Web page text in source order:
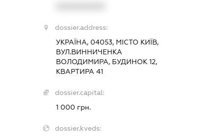
dossier.address:
УКРАЇНА, 04053, МІСТО КИЇВ,
ВУЛ.ВИННИЧЕНКА
ВОЛОДИМИРА, БУДИНОК 12,
КВАРТИРА 41
dossier.capital:
1 000 грн.
dossier.kveds: